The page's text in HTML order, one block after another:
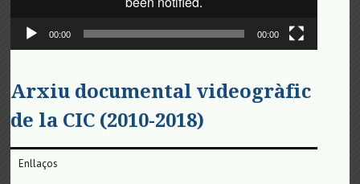
00:00 00:00
Arxiu documental videogràfic
de la CIC (2010-2018)
Enllaços